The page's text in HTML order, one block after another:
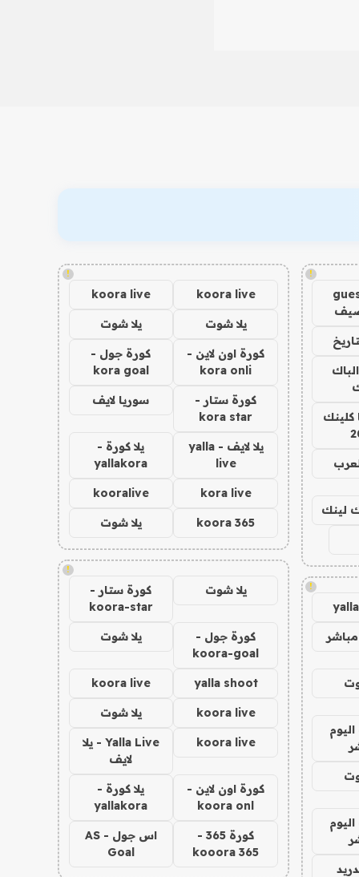
!
كلينك
لينك
!
!
koora live
koora live
يلا شوت يلا شوت
كورة اون لاين -
kora onli
كورة جول -
kora goal
كورة ستار -
kora star
سوريا لايف
يلا لايف - yalla
live
يلا كورة -
yallakora
kora live
kooralive
koora 365 يلا شوت
!
يلا شوت
كورة ستار -
koora-star
كورة جول -
koora-goal
يلا شوت
yalla shoot
koora live
koora live يلا شوت
koora live
Yalla Live - يلا
لايف
كورة اون لاين -
koora onl
يلا كورة -
yallakora
كورة 365 -
kooora 365
اس جول - AS
Goal